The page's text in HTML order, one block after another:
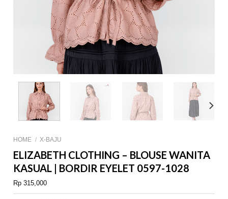
HOME / X-BAJU
ELIZABETH CLOTHING – BLOUSE WANITA
KASUAL | BORDIR EYELET 0597-1028
Rp 315,000